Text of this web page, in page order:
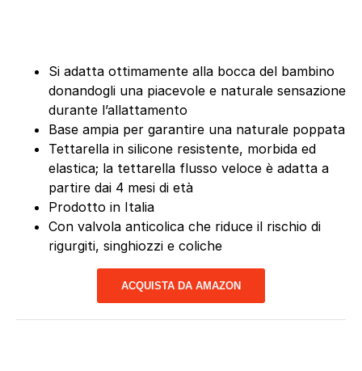
Si adatta ottimamente alla bocca del bambino
donandogli una piacevole e naturale sensazione
durante l’allattamento
Base ampia per garantire una naturale poppata
Tettarella in silicone resistente, morbida ed
elastica; la tettarella flusso veloce è adatta a
partire dai 4 mesi di età
Prodotto in Italia
Con valvola anticolica che riduce il rischio di
rigurgiti, singhiozzi e coliche
ACQUISTA DA AMAZON